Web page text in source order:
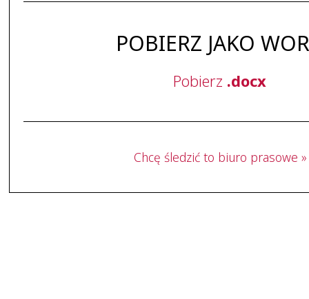
POBIERZ JAKO
Pobierz .docx
Chcę śledzić to biuro prasowe »